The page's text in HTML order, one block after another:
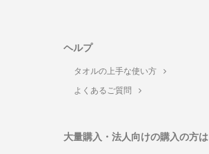
ヘルプ
タオルの上手な使い方
よくあるご質問
大量購入・法人向けの購入の方は